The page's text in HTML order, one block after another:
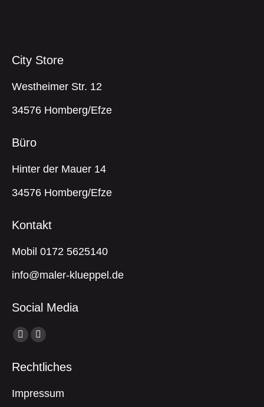
City Store
Westheimer Str. 12
34576 Homberg/Efze
Büro
Hinter der Mauer 14
34576 Homberg/Efze
Kontakt
Mobil 0172 5625140
info@maler-klueppel.de
Social Media
Finde uns auf:
Facebook
wird
einem
Instagram
wird
Rechtliches
Impressum